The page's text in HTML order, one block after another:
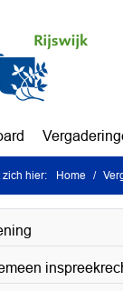
zich hier: Home